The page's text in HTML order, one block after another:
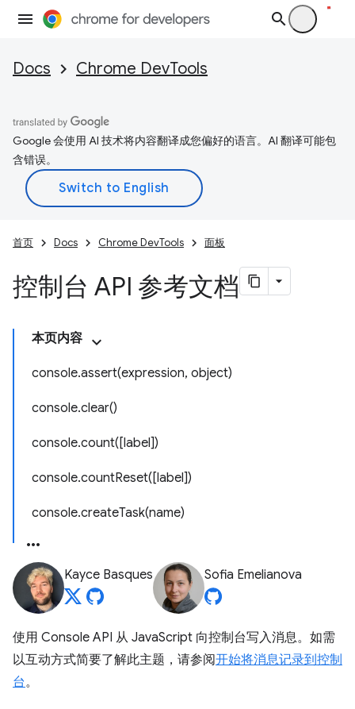
Docs Chrome DevTools
Google 会使用 AI 技术将内容翻译成您偏好的语言。AI 翻译可能包
含错误。
首页 Docs Chrome DevTools 面板
控制台 API 参考文档
本页内容
console.assert(expression, object)
console.clear()
console.count([label])
console.countReset([label])
console.createTask(name)
Kayce Basques Sofia Emelianova
使用 Console API 从 JavaScript 向控制台写入消息。如需
以互动方式简要了解此主题，请参阅开始将消息记录到控制
台。